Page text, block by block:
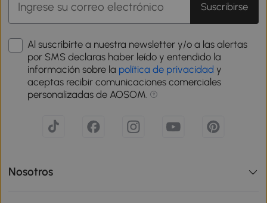
Suscribirse
Al suscribirte a nuestra newsletter y/o a las alertas
por SMS declaras haber leído y entendido la
información sobre la política de privacidad y
aceptas recibir comunicaciones comerciales
personalizadas de AOSOM.
Nosotros